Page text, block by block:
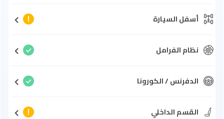
أسفل السيارة
نظام الفرامل
الدفرنس / الكورونا
القسم الداخلي